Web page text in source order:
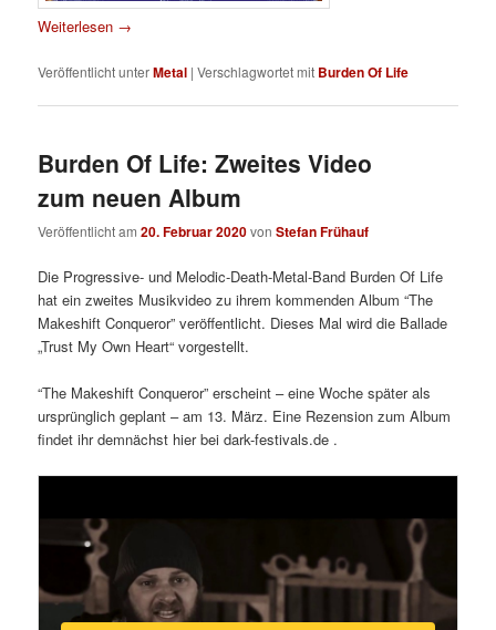
Weiterlesen →
Veröffentlicht unterMetal |Verschlagwortet mit Burden Of Life
Burden Of Life: Zweites Video
zum neuen Album
Veröffentlicht am20. Februar 2020vonStefan Frühauf
Die Progressive- und Melodic-Death-Metal-Band Burden Of Life
hat ein zweites Musikvideo zu ihrem kommenden Album “The
Makeshift Conqueror” veröffentlicht. Dieses Mal wird die Ballade
„Trust My Own Heart“ vorgestellt.
“The Makeshift Conqueror” erscheint – eine Woche später als
ursprünglich geplant – am 13. März. Eine Rezension zum Album
findet ihr demnächst hier bei dark-festivals.de .